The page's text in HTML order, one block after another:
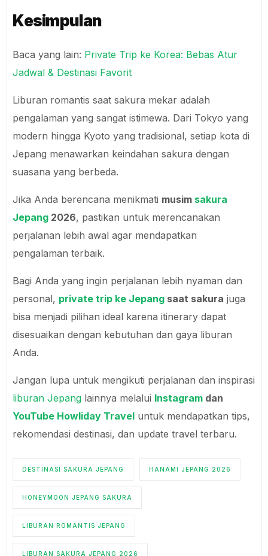
Kesimpulan
Baca yang lain: Private Trip ke Korea: Bebas Atur
Jadwal & Destinasi Favorit
Liburan romantis saat sakura mekar adalah
pengalaman yang sangat istimewa. Dari Tokyo yang
modern hingga Kyoto yang tradisional, setiap kota di
Jepang menawarkan keindahan sakura dengan
suasana yang berbeda.
Jika Anda berencana menikmati musim sakura
Jepang 2026, pastikan untuk merencanakan
perjalanan lebih awal agar mendapatkan
pengalaman terbaik.
Bagi Anda yang ingin perjalanan lebih nyaman dan
personal, private trip ke Jepang saat sakura juga
bisa menjadi pilihan ideal karena itinerary dapat
disesuaikan dengan kebutuhan dan gaya liburan
Anda.
Jangan lupa untuk mengikuti perjalanan dan inspirasi
liburan Jepang lainnya melalui Instagram dan
YouTube Howliday Travel untuk mendapatkan tips,
rekomendasi destinasi, dan update travel terbaru.
DESTINASI SAKURA JEPANG HANAMI JEPANG 2026
HONEYMOON JEPANG SAKURA
LIBURAN ROMANTIS JEPANG
LIBURAN SAKURA JEPANG 2026